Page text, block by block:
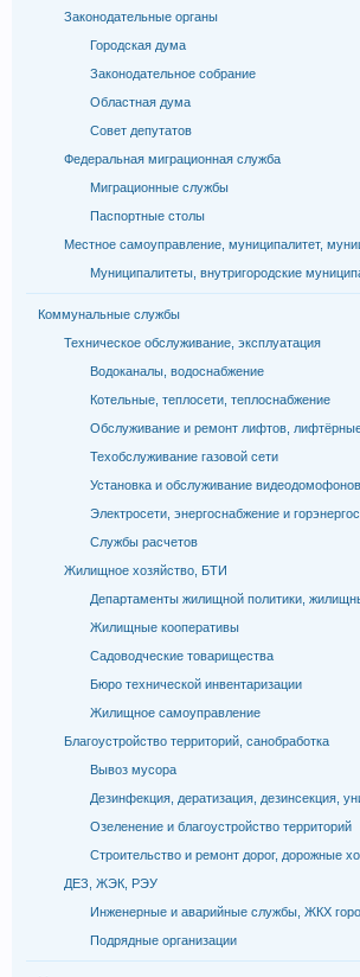
Законодательные органы
Городская дума
Законодательное собрание
Областная дума
Совет депутатов
Федеральная миграционная служба
Миграционные службы
Паспортные столы
Местное самоуправление, муниципалитет,
Муниципалитеты, внутригородские
Коммунальные службы
Техническое обслуживание, эксплуатация
Водоканалы, водоснабжение
Котельные, теплосети, теплоснабжение
Обслуживание и ремонт лифтов,
Техобслуживание газовой сети
Установка и обслуживание
Электросети, энергоснабжение и
Службы расчетов
Жилищное хозяйство, БТИ
Департаменты жилищной политики,
Жилищные кооперативы
Садоводческие товарищества
Бюро технической инвентаризации
Жилищное самоуправление
Благоустройство территорий, санобработка
Вывоз мусора
Дезинфекция, дератизация, дезинсекция,
Озеленение и благоустройство территорий
Строительство и ремонт дорог, дорожные
ДЕЗ, ЖЭК, РЭУ
Инженерные и аварийные службы, ЖКХ
Подрядные организации